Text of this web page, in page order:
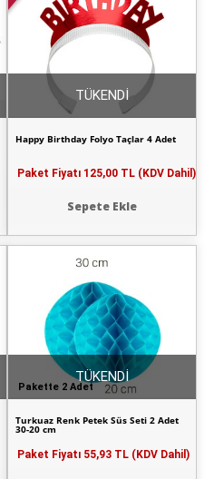
Happy Birthday Folyo Taçlar 4 Adet
Paket Fiyatı 125,00 TL (KDV Dahil)
Sepete Ekle
TÜKENDİ
Pakette 2 Adet
Turkuaz Renk Petek Süs Seti 2 Adet
30-20 cm
Paket Fiyatı 55,93 TL (KDV Dahil)
TÜKENDİ